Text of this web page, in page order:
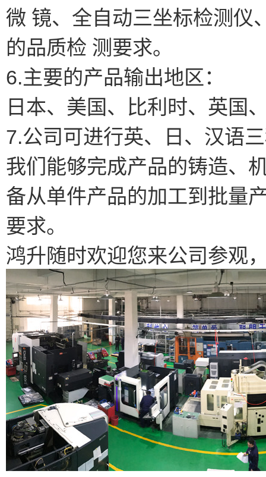
微 镜、全自动三坐标检测仪
的品质检 测要求。
6.主要的产品输出地区：
日本、美国、比利时、英国
7.公司可进行英、日、汉语
我们能够完成产品的铸造、
备从单件产品的加工到批量
要求。
鸿升随时欢迎您来公司参观